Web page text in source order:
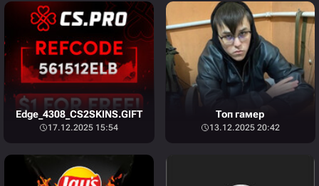
Edge_4308_CS2SKINS.GIFT
17.12.2025 15:54
Топ гамер
13.12.2025 20:42